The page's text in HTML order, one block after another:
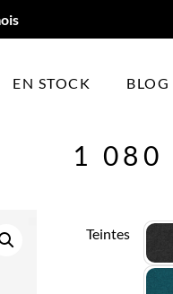
EN STOCK BLOG
1
Teintes